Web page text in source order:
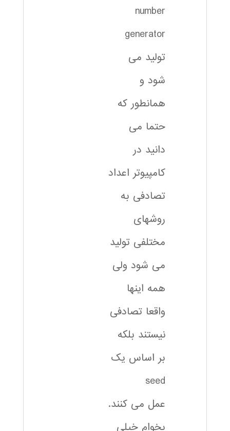
number
generator
تولید می
شود و
همانطور که
حتما می
دانید در
کامپیوتر اعداد
تصادفی به
روشهای
مختلفی تولید
می شود ولی
همه اینها
واقعا تصادفی
نیستند بلکه
بر اساس یک
seed
عمل می کنند.
بخوام خیلی